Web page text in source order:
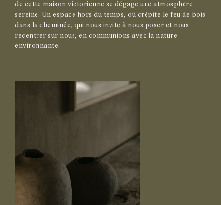
de cette maison victorienne se dégage une atmosphère
sereine. Un espace hors du temps, où crépite le feu de bois
dans la cheminée, qui nous invite à nous poser et nous
recentrer sur nous, en communions avec la nature
environnante.